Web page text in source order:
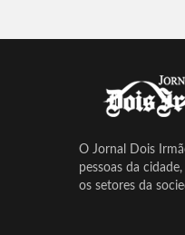
O Jornal Dois
pessoas da
os setores da